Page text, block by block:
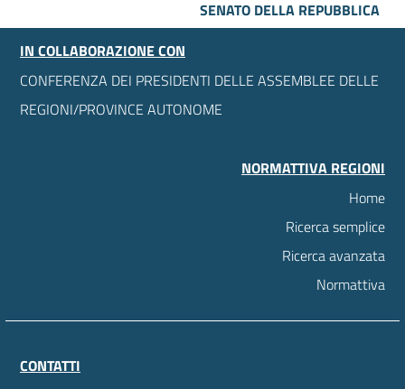
SENATO DELLA REPUBBLICA
IN COLLABORAZIONE CON
CONFERENZA DEI PRESIDENTI DELLE ASSEMBLEE DELLE
REGIONI/PROVINCE AUTONOME
NORMATTIVA REGIONI
Home
Ricerca semplice
Ricerca avanzata
Normattiva
CONTATTI